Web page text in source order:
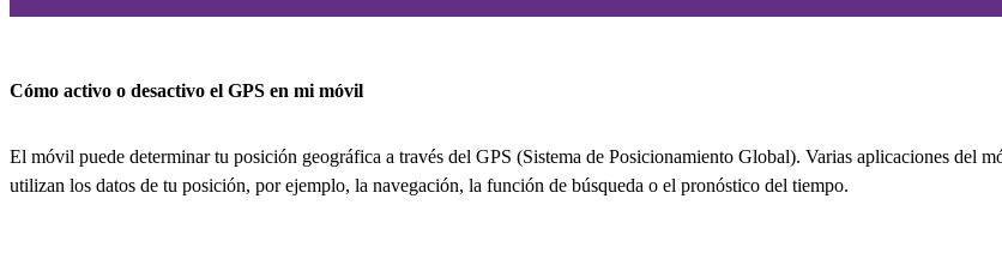
Cómo activo o desactivo el GPS en mi móvil
El móvil puede determinar tu posición geográfica a través del GPS (Sistema de Posicionamiento Global). Varias aplicaciones del
utilizan los datos de tu posición, por ejemplo, la navegación, la función de búsqueda o el pronóstico del tiempo.